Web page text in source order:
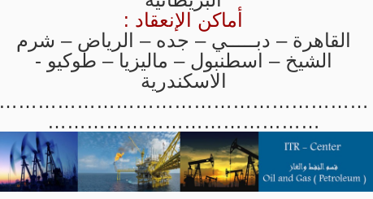
أماكن الإنعقاد :
القاهرة – دبـــــي – جده – الرياض – شرم
الشيخ – اسطنبول – ماليزيا – طوكيو -
الاسكندرية
…………………………………………………
……………………………………